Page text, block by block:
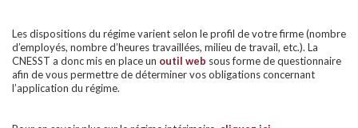
Les dispositions du régime varient selon le profil de votre firme (nombre
d’employés, nombre d’heures travaillées, milieu de travail, etc.). La
CNESST a donc mis en place un outil web sous forme de questionnaire
afin de vous permettre de déterminer vos obligations concernant
l’application du régime.